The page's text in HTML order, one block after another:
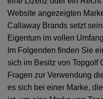
Website angezeigten
Callaway Brands setzt
Eigentum im vollen
Im Folgenden finden Sie
sich im Besitz von Topgolf
Fragen zur Verwendung
es sich bei einer Marke,